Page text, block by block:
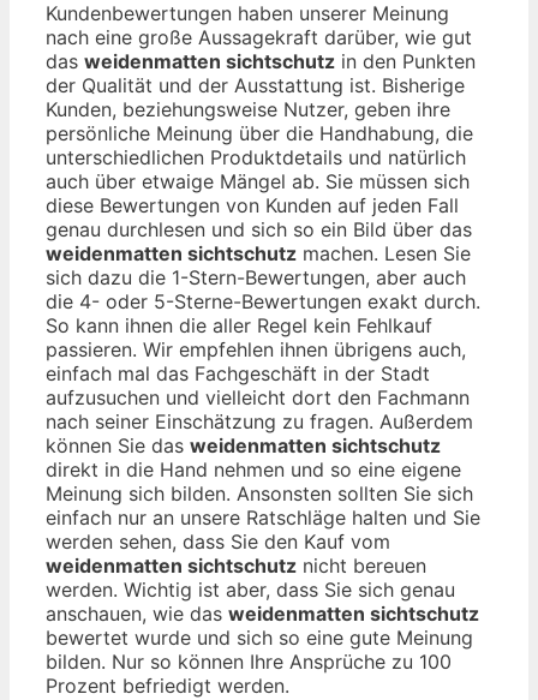
Kundenbewertungen haben unserer Meinung
nach eine große Aussagekraft darüber, wie gut
das weidenmatten sichtschutz in den Punkten
der Qualität und der Ausstattung ist. Bisherige
Kunden, beziehungsweise Nutzer, geben ihre
persönliche Meinung über die Handhabung, die
unterschiedlichen Produktdetails und natürlich
auch über etwaige Mängel ab. Sie müssen sich
diese Bewertungen von Kunden auf jeden Fall
genau durchlesen und sich so ein Bild über das
weidenmatten sichtschutz machen. Lesen Sie
sich dazu die 1-Stern-Bewertungen, aber auch
die 4- oder 5-Sterne-Bewertungen exakt durch.
So kann ihnen die aller Regel kein Fehlkauf
passieren. Wir empfehlen ihnen übrigens auch,
einfach mal das Fachgeschäft in der Stadt
aufzusuchen und vielleicht dort den Fachmann
nach seiner Einschätzung zu fragen. Außerdem
können Sie das weidenmatten sichtschutz
direkt in die Hand nehmen und so eine eigene
Meinung sich bilden. Ansonsten sollten Sie sich
einfach nur an unsere Ratschläge halten und Sie
werden sehen, dass Sie den Kauf vom
weidenmatten sichtschutz nicht bereuen
werden. Wichtig ist aber, dass Sie sich genau
anschauen, wie das weidenmatten sichtschutz
bewertet wurde und sich so eine gute Meinung
bilden. Nur so können Ihre Ansprüche zu 100
Prozent befriedigt werden.